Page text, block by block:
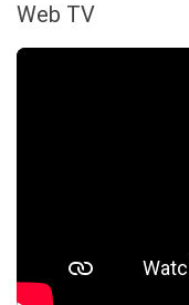
Web TV